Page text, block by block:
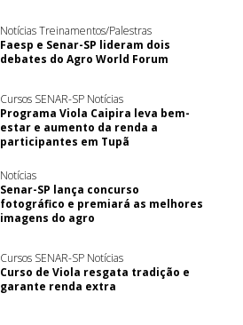
Notícias Treinamentos/Palestras
Faesp e Senar-SP lideram dois
debates do Agro World Forum
Cursos SENAR-SP Notícias
Programa Viola Caipira leva bem-
estar e aumento da renda a
participantes em Tupã
Notícias
Senar-SP lança concurso
fotográfico e premiará as melhores
imagens do agro
Cursos SENAR-SP Notícias
Curso de Viola resgata tradição e
garante renda extra